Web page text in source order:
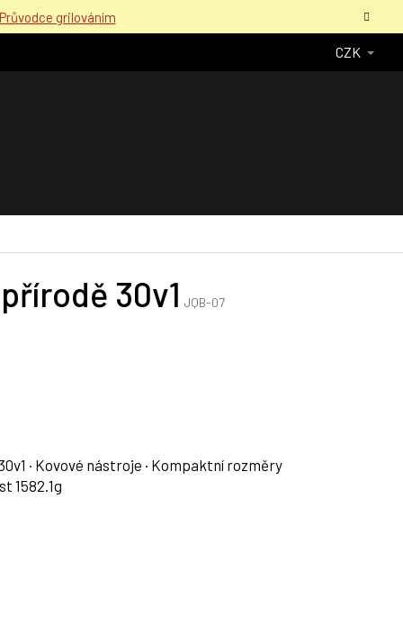
Průvodce grilováním
CZK
30v1 JQB-07
· Kovové nástroje · Kompaktní rozměry
1582.1g